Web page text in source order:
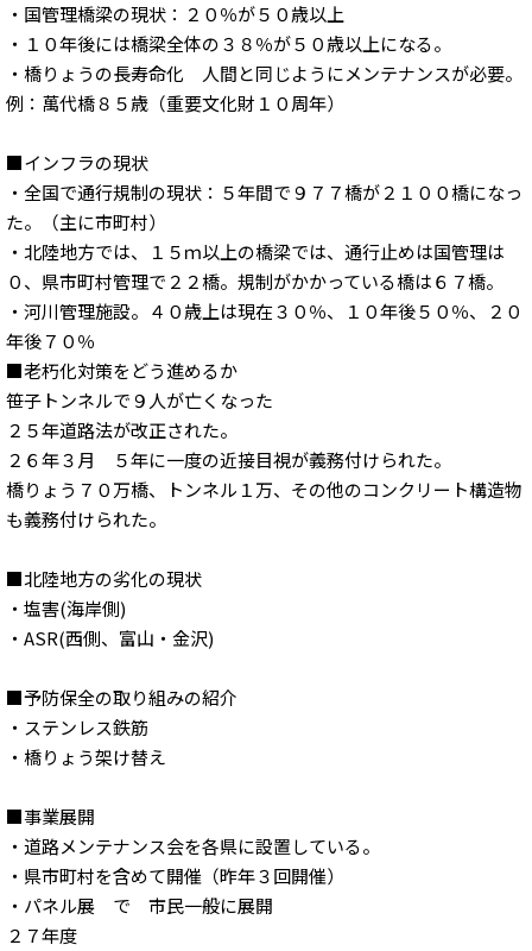
・国管理橋梁の現状：２０％が５０歳以上
・１０年後には橋梁全体の３８％が５０歳以上になる。
・橋りょうの長寿命化 人間と同じようにメンテナンスが必要。
例：萬代橋８５歳（重要文化財１０周年）
■インフラの現状
・全国で通行規制の現状：５年間で９７７橋が２１００橋になっ
た。（主に市町村）
・北陸地方では、１５ｍ以上の橋梁では、通行止めは国管理は
０、県市町村管理で２２橋。規制がかかっている橋は６７橋。
・河川管理施設。４０歳上は現在３０％、１０年後５０％、２０
年後７０％
■老朽化対策をどう進めるか
笹子トンネルで９人が亡くなった
２５年道路法が改正された。
２６年３月 ５年に一度の近接目視が義務付けられた。
橋りょう７０万橋、トンネル１万、その他のコンクリート構造物
も義務付けられた。
■北陸地方の劣化の現状
・塩害(海岸側)
・ASR(西側、富山・金沢)
■予防保全の取り組みの紹介
・ステンレス鉄筋
・橋りょう架け替え
■事業展開
・道路メンテナンス会を各県に設置している。
・県市町村を含めて開催（昨年３回開催）
・パネル展 で 市民一般に展開
２７年度